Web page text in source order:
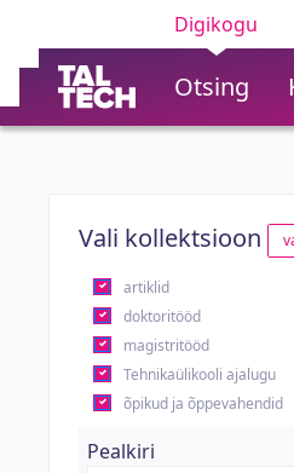
Digikogu
Otsing
Vali kollektsioon
artiklid
doktoritööd
magistritööd
Tehnikaülikooli ajalugu
õpikud ja õppevahendid
Pealkiri